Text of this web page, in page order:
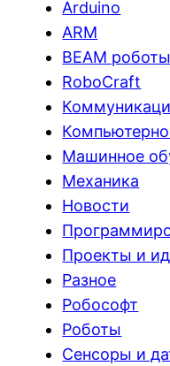
Arduino
ARM
BEAM роботы
RoboCraft
Машинное
Механика
Новости
Проекты и
Разное
Робософт
Роботы
Сенсоры и